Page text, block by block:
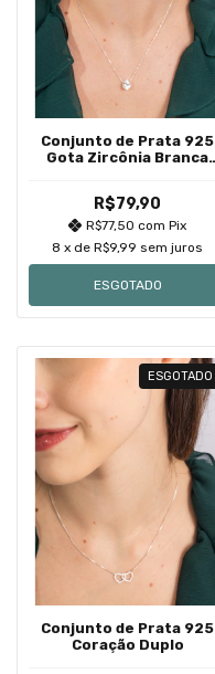
Conjunto de Prata 925
Gota Zircônia Branca
R$79,90
R$77,50com Pix
8 x deR$9,99 sem juros
ESGOTADO
ESGOTADO
Conjunto de Prata 925
Coração Duplo